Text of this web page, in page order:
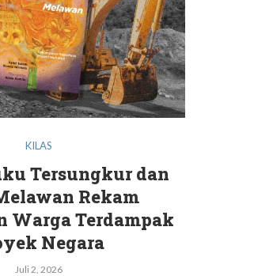
KILAS
Tersungkur dan
Rekam
Warga Terdampak
Negara
Juli 2, 2026